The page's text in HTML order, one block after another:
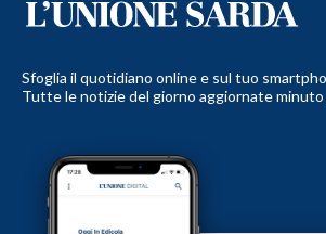
Sfoglia il quotidiano online e sul tuo
Tutte le notizie del giorno aggiornate